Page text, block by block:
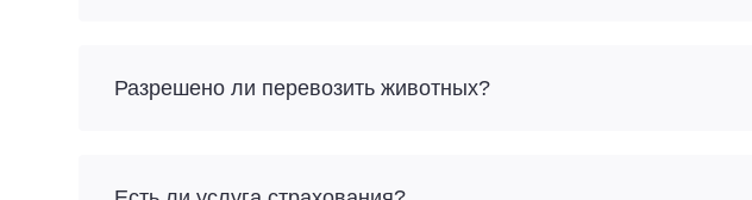
Разрешено ли перевозить животных?